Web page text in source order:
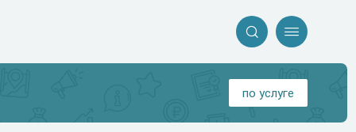
 
по услуге